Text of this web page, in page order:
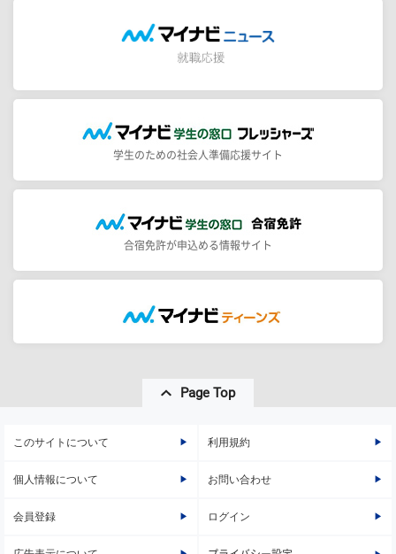
学生のための社会人準備応援サイト
合宿免許が申込める情報サイト
Page Top
このサイトについて 利用規約
個人情報について お問い合わせ
会員登録 ログイン